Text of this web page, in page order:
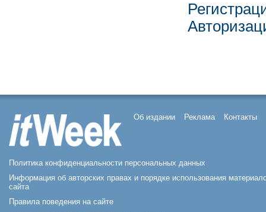
Об издании Реклама Контакты
Политика конфиденциальности персональных данных
Информация об авторских правах и порядке использования
сайта
Правила поведения на сайте